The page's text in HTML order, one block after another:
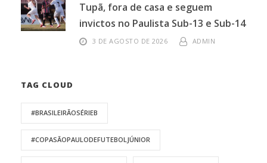
Tupã, fora de casa e seguem
invictos no Paulista Sub-13 e Sub-14
3 DE AGOSTO DE 2026 ADMIN
TAG CLOUD
#BRASILEIRÃOSÉRIEB
#COPASÃOPAULODEFUTEBOLJÚNIOR